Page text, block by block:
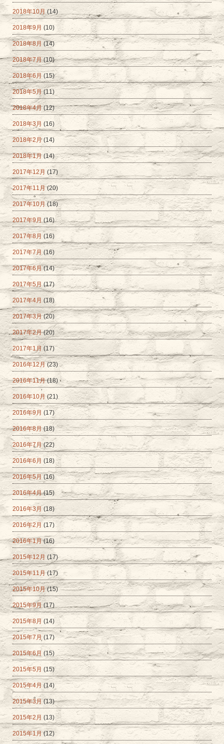
2018年10月 (14)
2018年9月 (10)
2018年8月 (14)
2018年7月(10)
2018年6月 (15)
2018年5月(11)
2018年4月(12)
2018年3月 (16)
2018年2月 (14)
2018年1月(14)
2017年12月 (17)
2017年11月 (20)
2017年10月(18)
2017年9月(16)
2017年8月 (16)
2017年7月 (16)
2017年6月 (14)
2017年5月(17)
2017年4月 (18)
2017年3月(20)
2017年2月(20)
2017年1月(17)
2016年12月 (23)
2016年11月(18)
2016年10月 (21)
2016年9月 (17)
2016年8月(18)
2016年7月(22)
2016年6月 (18)
2016年5月 (16)
2016年4月(15)
2016年3月 (18)
2016年2月 (17)
2016年1月(16)
2015年12月 (17)
2015年11月(17)
2015年10月(15)
2015年9月(17)
2015年8月 (14)
2015年7月 (17)
2015年6月 (15)
2015年5月 (15)
2015年4月 (14)
2015年3月(13)
2015年2月 (13)
2015年1月 (12)